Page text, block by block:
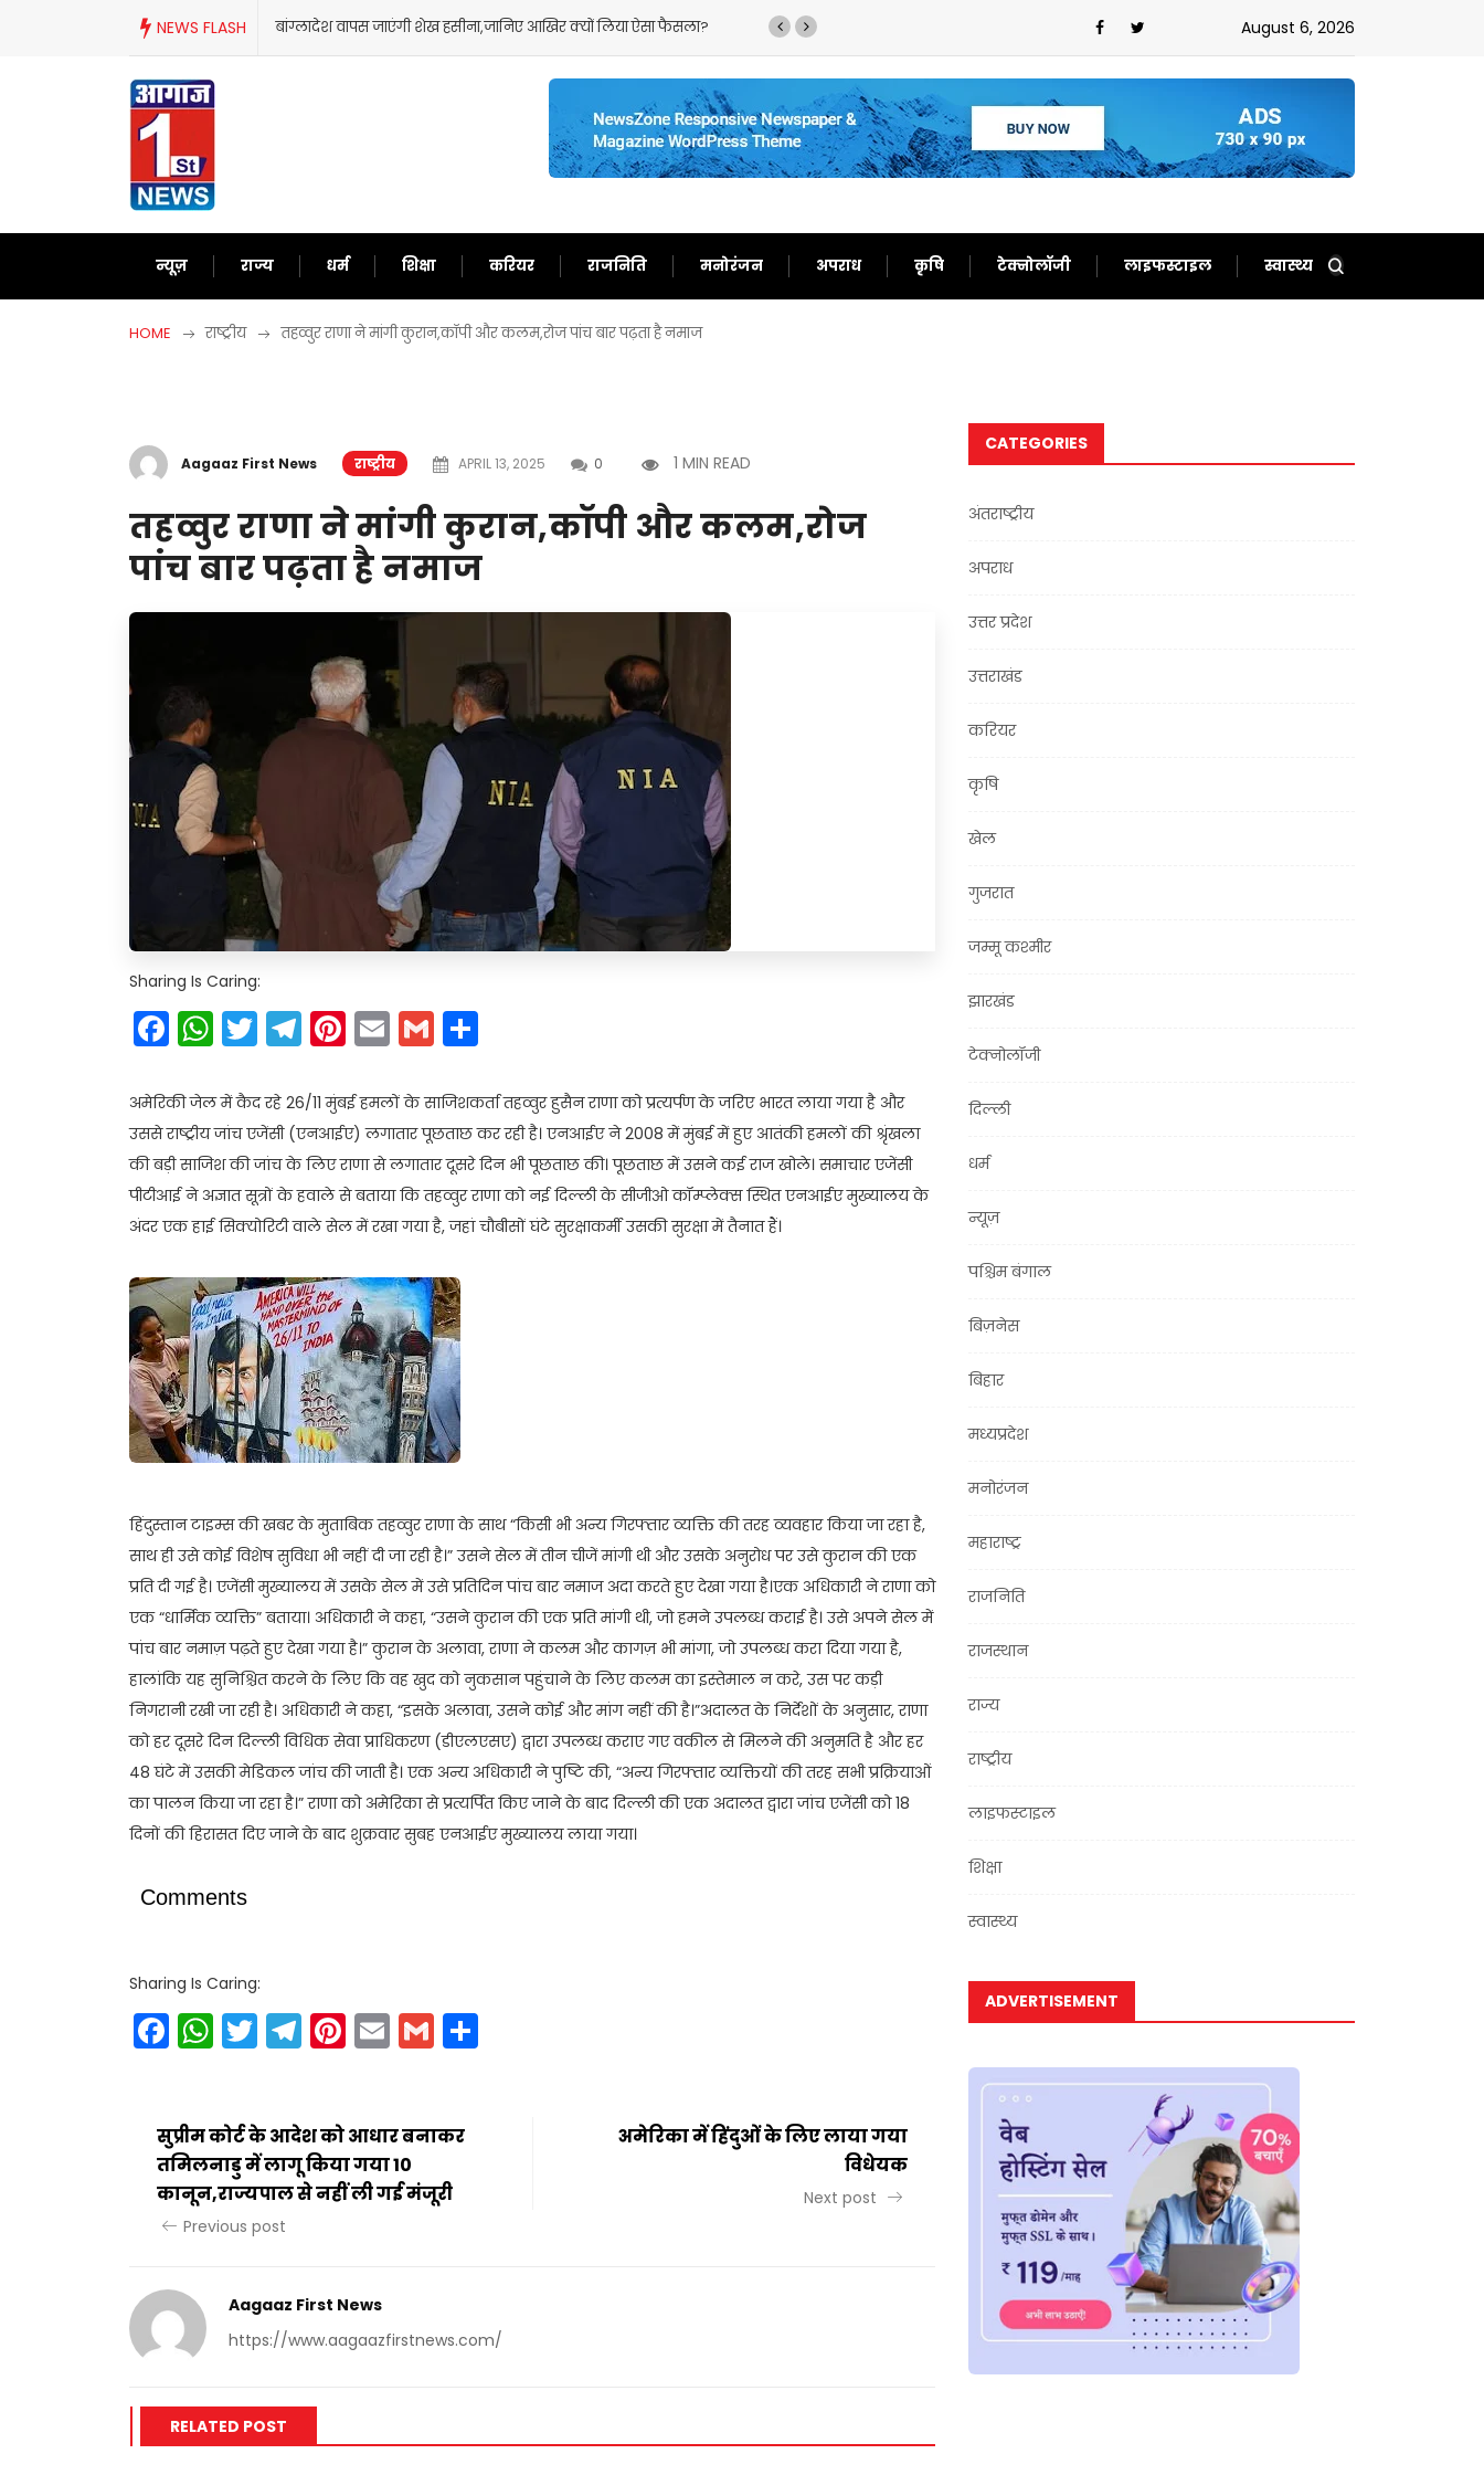
NEWS FLASH बांग्लादेश वापस जाएंगी शेख हसीना,जानिए आखिर क्यों लिया ऐसा फैसला? ‘गदर 2’ ने सनी देओल के लौटाए अच्छे दिन,फिर से बन गए दर्शकों का खासAugust 6, 2026
न्यूज़ राज्य धर्म शिक्षा करियर राजनिति मनोरंजन अपराध कृषि टेक्नोलॉजी लाइफस्टाइल स्वास्थ्य
HOME राष्ट्रीय तहव्वुर राणा ने मांगी कुरान,कॉपी और कलम,रोज पांच बार पढ़ता है नमाज
Aagaaz First News राष्ट्रीय APRIL 13, 2025 0 1 MIN READ
तहव्वुर राणा ने मांगी कुरान,कॉपी और कलम,रोज
पांच बार पढ़ता है नमाज
Sharing Is Caring:
Facebook
WhatsApp
Twitter
Telegram
Pinterest
EmailGmail
अमेरिकी जेल में कैद रहे 26/11 मुंबई हमलों के साजिशकर्ता तहव्वुर हुसैन राणा को प्रत्यर्पण के जरिए भारत लाया गया है और
उससे राष्ट्रीय जांच एजेंसी (एनआईए) लगातार पूछताछ कर रही है। एनआईए ने 2008 में मुंबई में हुए आतंकी हमलों की श्रृंखला
की बड़ी साजिश की जांच के लिए राणा से लगातार दूसरे दिन भी पूछताछ की। पूछताछ में उसने कई राज खोले। समाचार एजेंसी
पीटीआई ने अज्ञात सूत्रों के हवाले से बताया कि तहव्वुर राणा को नई दिल्ली के सीजीओ कॉम्प्लेक्स स्थित एनआईए मुख्यालय के
अंदर एक हाई सिक्योरिटी वाले सेल में रखा गया है, जहां चौबीसों घंटे सुरक्षाकर्मी उसकी सुरक्षा में तैनात हैं।
हिंदुस्तान टाइम्स की खबर के मुताबिक तहव्वुर राणा के साथ “किसी भी अन्य गिरफ्तार व्यक्ति की तरह व्यवहार किया जा रहा है,
साथ ही उसे कोई विशेष सुविधा भी नहीं दी जा रही है।” उसने सेल में तीन चीजें मांगी थी और उसके अनुरोध पर उसे कुरान की एक
प्रति दी गई है। एजेंसी मुख्यालय में उसके सेल में उसे प्रतिदिन पांच बार नमाज अदा करते हुए देखा गया है।एक अधिकारी ने राणा को
एक “धार्मिक व्यक्ति” बताया। अधिकारी ने कहा, “उसने कुरान की एक प्रति मांगी थी, जो हमने उपलब्ध कराई है। उसे अपने सेल में
पांच बार नमाज़ पढ़ते हुए देखा गया है।” कुरान के अलावा, राणा ने कलम और कागज़ भी मांगा, जो उपलब्ध करा दिया गया है,
हालांकि यह सुनिश्चित करने के लिए कि वह खुद को नुकसान पहुंचाने के लिए कलम का इस्तेमाल न करे, उस पर कड़ी
निगरानी रखी जा रही है। अधिकारी ने कहा, “इसके अलावा, उसने कोई और मांग नहीं की है।”अदालत के निर्देशों के अनुसार, राणा
को हर दूसरे दिन दिल्ली विधिक सेवा प्राधिकरण (डीएलएसए) द्वारा उपलब्ध कराए गए वकील से मिलने की अनुमति है और हर
48 घंटे में उसकी मेडिकल जांच की जाती है। एक अन्य अधिकारी ने पुष्टि की, “अन्य गिरफ्तार व्यक्तियों की तरह सभी प्रक्रियाओं
का पालन किया जा रहा है।” राणा को अमेरिका से प्रत्यर्पित किए जाने के बाद दिल्ली की एक अदालत द्वारा जांच एजेंसी को 18
दिनों की हिरासत दिए जाने के बाद शुक्रवार सुबह एनआईए मुख्यालय लाया गया।
Comments
Sharing Is Caring:
Facebook
WhatsApp
Twitter
Telegram
Pinterest
EmailGmail
सुप्रीम कोर्ट के आदेश को आधार बनाकर
तमिलनाडु में लागू किया गया 10
कानून,राज्यपाल से नहीं ली गई मंजूरी
Previous post
अमेरिका में हिंदुओं के लिए लाया गया
विधेयक
Next post
Aagaaz First News
https://www.aagaazfirstnews.com/
RELATED POST
CATEGORIES
अंतराष्ट्रीय
अपराध
उत्तर प्रदेश
उत्तराखंड
करियर
कृषि
खेल
गुजरात
जम्मू कश्मीर
झारखंड
टेक्नोलॉजी
दिल्ली
धर्म
न्यूज़
पश्चिम बंगाल
बिज़नेस
बिहार
मध्यप्रदेश
मनोरंजन
महाराष्ट्र
राजनिति
राजस्थान
राज्य
राष्ट्रीय
लाइफस्टाइल
शिक्षा
स्वास्थ्य
ADVERTISEMENT